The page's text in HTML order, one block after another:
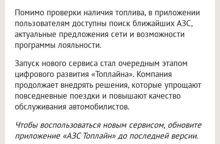
Помимо проверки наличия топлива, в приложении
пользователям доступны поиск ближайших АЗС,
актуальные предложения сети и возможности
программы лояльности.
Запуск нового сервиса стал очередным этапом
цифрового развития «Топлайна». Компания
продолжает внедрять решения, которые упрощают
повседневные поездки и повышают качество
обслуживания автомобилистов.
Чтобы воспользоваться новым сервисом, обновите
приложение «АЗС Топлайн» до последней версии.